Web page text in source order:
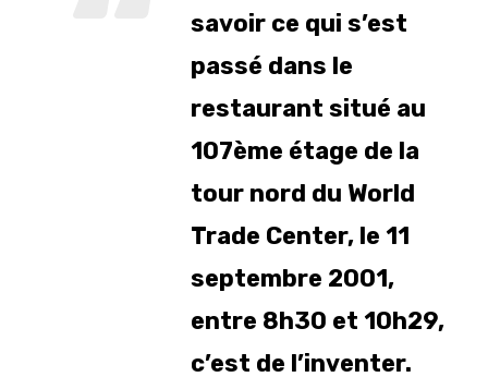
savoir ce qui s’est
passé dans le
restaurant situé au
107ème étage de la
tour nord du World
Trade Center, le 11
septembre 2001,
entre 8h30 et 10h29,
c’est de l’inventer.